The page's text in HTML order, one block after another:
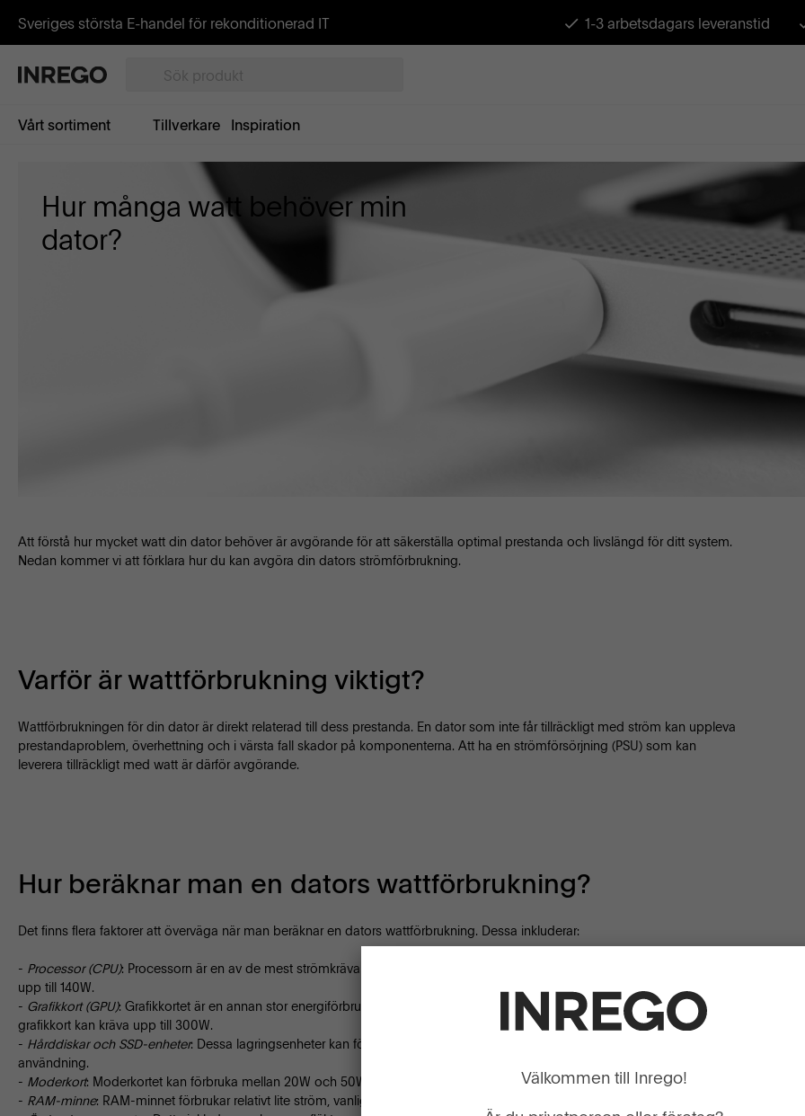
Sveriges största E-handel för rekonditionerad IT 1-3 arbetsdagars leveranstid
Vårt sortiment Tillverkare Inspiration
Hur många watt behöver min
dator?
Att förstå hur mycket watt din dator behöver är avgörande för att säkerställa optimal prestanda och livslängd för ditt system.
Nedan kommer vi att förklara hur du kan avgöra din dators strömförbrukning.
Varför är wattförbrukning viktigt?
Wattförbrukningen för din dator är direkt relaterad till dess prestanda. En dator som inte får tillräckligt med ström kan uppleva
prestandaproblem, överhettning och i värsta fall skador på komponenterna. Att ha en strömförsörjning (PSU) som kan
leverera tillräckligt med watt är därför avgörande.
Hur beräknar man en dators wattförbrukning?
Det finns flera faktorer att överväga när man beräknar en dators wattförbrukning. Dessa inkluderar:
- Processor (CPU): Processorn är en av de mest strömkrävande komponenterna i en dator. En kraftfull processor kan behöva
upp till 140W.
- Grafikkort (GPU): Grafikkortet är en annan stor energiförbrukare, särskilt i gaming- och arbetsstationer. Ett högpresterande
grafikkort kan kräva upp till 300W.
- Hårddiskar och SSD-enheter: Dessa lagringsenheter kan förbruka mellan 1W och 10W beroende på modell och
användning.
- Moderkort: Moderkortet kan förbruka mellan 20W och 50W.
- RAM-minne: RAM-minnet förbrukar relativt lite ström, vanligtvis mellan 2W och 5W per modul.
Välkommen till Inrego!